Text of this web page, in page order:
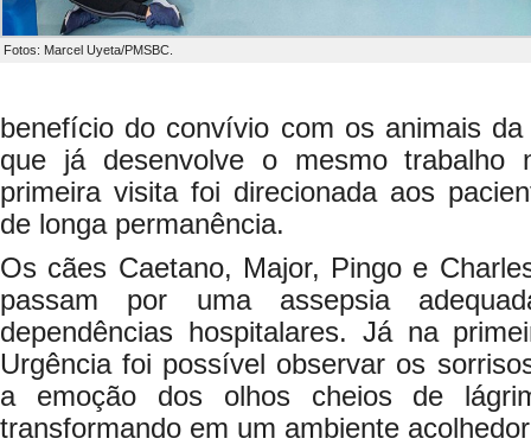
Fotos: Marcel Uyeta/PMSBC.
benefício do convívio com os animais
que já desenvolve o mesmo trabalho
primeira visita foi direcionada aos
de longa permanência.
Os cães Caetano, Major, Pingo e
passam por uma assepsia
dependências hospitalares. Já na
Urgência foi possível observar os
a emoção dos olhos cheios de
transformando em um ambiente